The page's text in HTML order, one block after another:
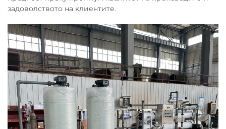
задоволството на клиентите.